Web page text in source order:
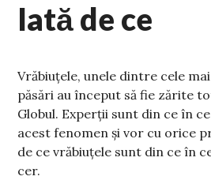
Iată de ce
Vrăbiuțele, unele dintre cele
păsări au început să fie zărite
Globul. Experții sunt din ce în
acest fenomen și vor cu orice
de ce vrăbiuțele sunt din ce în
cer.